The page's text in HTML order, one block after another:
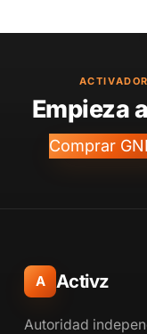
Empieza
Comprar
A Activz
Autoridad